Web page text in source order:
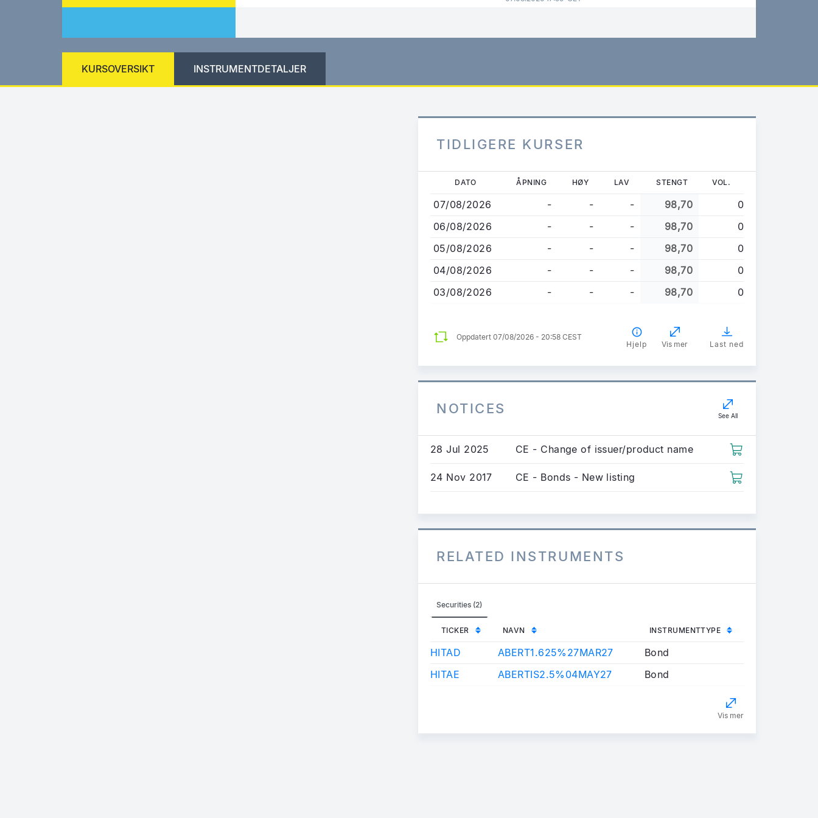
KURSOVERSIKT INSTRUMENTDETALJER
TIDLIGERE KURSER
Hopp
hovedinnhold
DATO ÅPNING HØY LAV STENGT VOL.
07/08/2026 - - - 98,70
0
06/08/2026
- - - 98,70
0
05/08/2026
- - - 98,70
0
04/08/2026
- - - 98,70
0
03/08/2026
- - - 98,70 0
Oppdatert 07/08/2026 - 20:58 CEST
Hjelp
Vis mer Last ned
NOTICES See All
28 Jul 2025 CE - Change of issuer/product name
24 Nov 2017 CE - Bonds - New listing
RELATED INSTRUMENTS
Securities (2)
TICKER NAVN INSTRUMENTTYPE
HITAD ABERT1.625%27MAR27
Bond
HITAE
ABERTIS2.5%04MAY27 Bond
Vis mer